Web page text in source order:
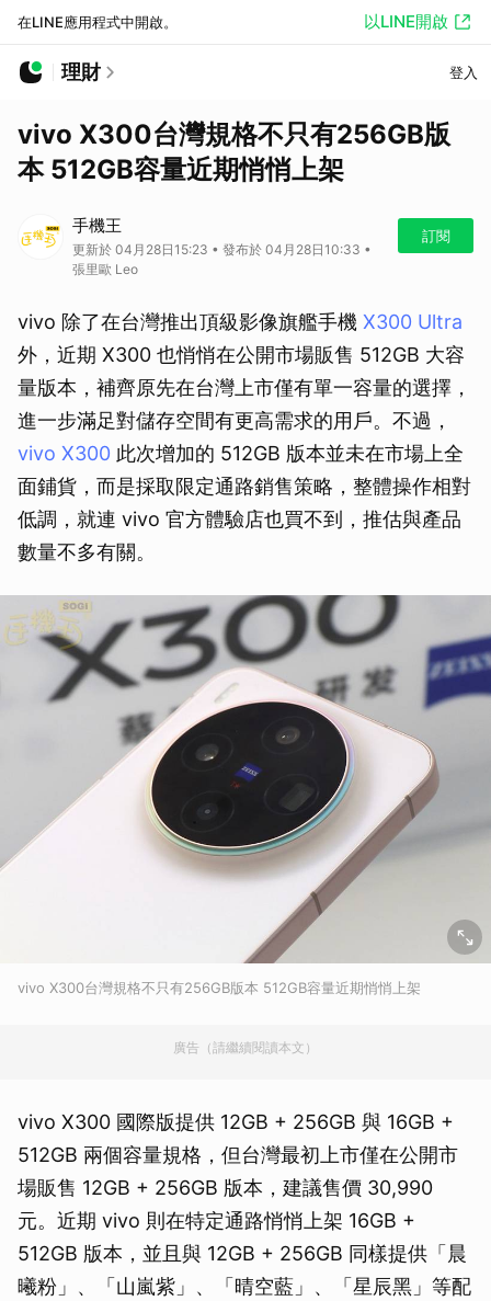
在LINE應用程式中開啟。 以LINE開啟
理財 登入
vivo X300台灣規格不只有256GB版
本 512GB容量近期悄悄上架
手機王
更新於 04月28日15:23 • 發布於 04月28日10:33 •
張里歐 Leo
訂閱
vivo 除了在台灣推出頂級影像旗艦手機 X300 Ultra
外，近期 X300 也悄悄在公開市場販售 512GB 大容
量版本，補齊原先在台灣上市僅有單一容量的選擇，
進一步滿足對儲存空間有更高需求的用戶。不過，
vivo X300 此次增加的 512GB 版本並未在市場上全
面鋪貨，而是採取限定通路銷售策略，整體操作相對
低調，就連 vivo 官方體驗店也買不到，推估與產品
數量不多有關。
vivo X300台灣規格不只有256GB版本 512GB容量近期悄悄上架
廣告（請繼續閱讀本文）
vivo X300 國際版提供 12GB + 256GB 與 16GB +
512GB 兩個容量規格，但台灣最初上市僅在公開市
場販售 12GB + 256GB 版本，建議售價 30,990
元。近期 vivo 則在特定通路悄悄上架 16GB +
512GB 版本，並且與 12GB + 256GB 同樣提供「晨
曦粉」、「山嵐紫」、「晴空藍」、「星辰黑」等配